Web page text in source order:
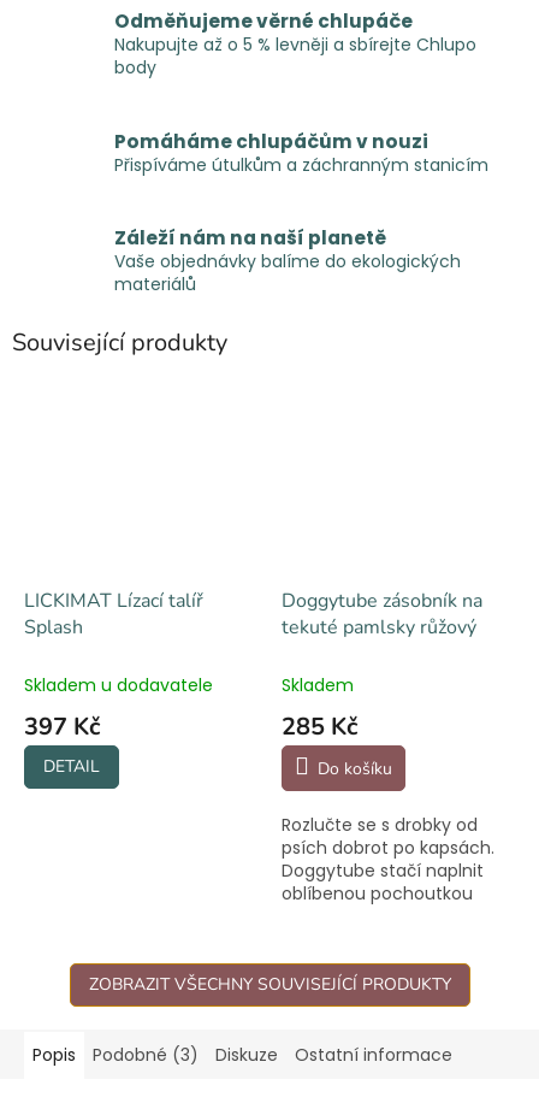
Odměňujeme věrné chlupáče
Nakupujte až o 5 % levněji a sbírejte Chlupo
body
Pomáháme chlupáčům v nouzi
Přispíváme útulkům a záchranným stanicím
Záleží nám na naší planetě
Vaše objednávky balíme do ekologických
materiálů
Související produkty
LICKIMAT Lízací talíř
Splash
Skladem u dodavatele
397 Kč
DETAIL
Doggytube zásobník na
tekuté pamlsky růžový
Skladem
285 Kč
Do košíku
Rozlučte se s drobky od
psích dobrot po kapsách.
Doggytube stačí naplnit
oblíbenou pochoutkou
ZOBRAZIT VŠECHNY SOUVISEJÍCÍ PRODUKTY
Popis Podobné (3) Diskuze Ostatní informace